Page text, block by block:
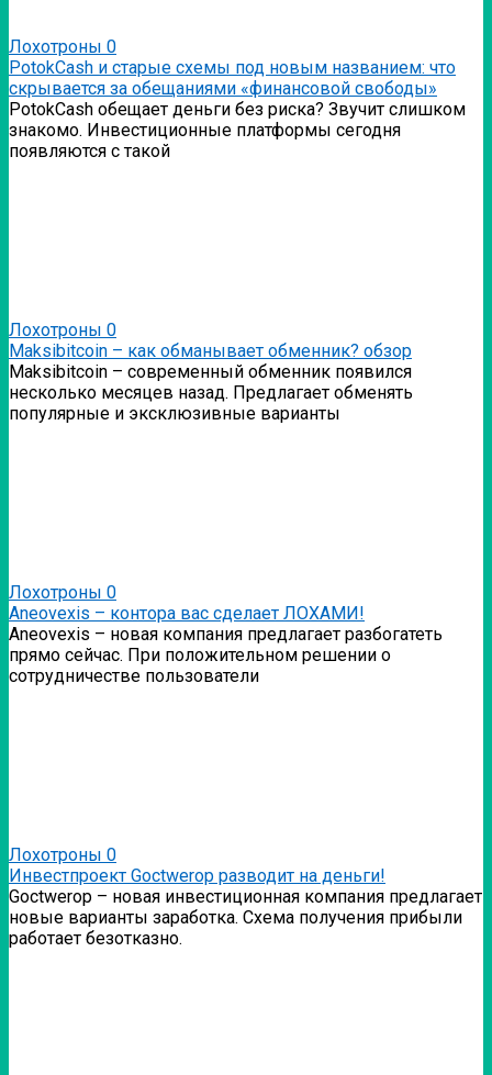
Лохотроны 0
PotokCash и старые схемы под новым названием: что
скрывается за обещаниями «финансовой свободы»
PotokCash обещает деньги без риска? Звучит слишком
знакомо. Инвестиционные платформы сегодня
появляются с такой
Лохотроны 0
Мaksibitcoin – как обманывает обменник? обзор
Мaksibitcoin – современный обменник появился
несколько месяцев назад. Предлагает обменять
популярные и эксклюзивные варианты
Лохотроны 0
Аneovexis – контора вас сделает ЛОХАМИ!
Аneovexis – новая компания предлагает разбогатеть
прямо сейчас. При положительном решении о
сотрудничестве пользователи
Лохотроны 0
Инвестпроект Goctwerop разводит на деньги!
Goctwerop – новая инвестиционная компания предлагает
новые варианты заработка. Схема получения прибыли
работает безотказно.